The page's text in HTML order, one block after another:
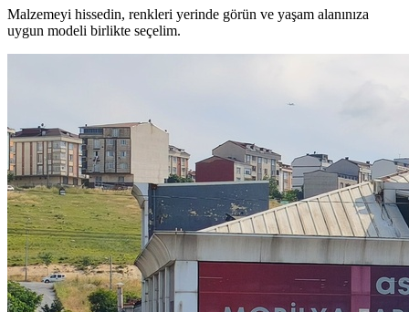
Malzemeyi hissedin, renkleri yerinde görün ve yaşam alanınıza
uygun modeli birlikte seçelim.